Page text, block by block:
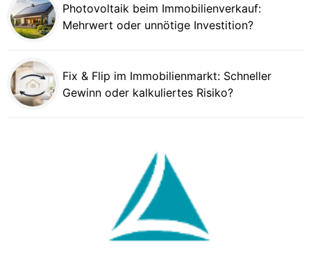
Photovoltaik beim Immobilienverkauf:
Mehrwert oder unnötige Investition?
Fix & Flip im Immobilienmarkt: Schneller
Gewinn oder kalkuliertes Risiko?